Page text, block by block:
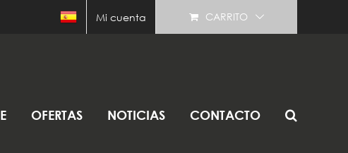
Mi cuenta CARRITO
OFERTAS NOTICIAS CONTACTO